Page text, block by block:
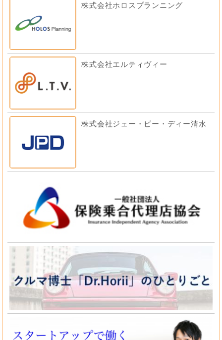
株式会社ホロスプランニング
株式会社エルティヴィー
株式会社ジェー・ピー・ディー清水